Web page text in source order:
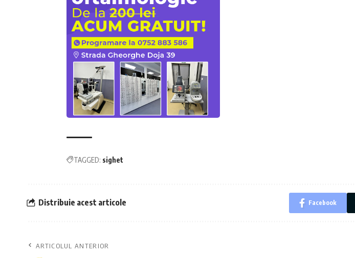
TAGGED: sighet
Distribuie acest articole Facebook
ARTICOLUL ANTERIOR